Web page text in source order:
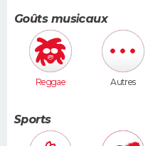
Goûts musicaux
Reggae Autres
Sports